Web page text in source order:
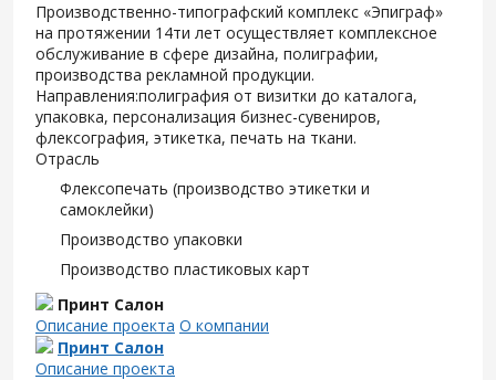
Производственно-типографский комплекс «Эпиграф»
на протяжении 14ти лет осуществляет комплексное
обслуживание в сфере дизайна, полиграфии,
производства рекламной продукции.
Направления:полиграфия от визитки до каталога,
упаковка, персонализация бизнес-сувениров,
флексография, этикетка, печать на ткани.
Отрасль
Флексопечать (производство этикетки и
самоклейки)
Производство упаковки
Производство пластиковых карт
Принт Салон
Описание проекта О компании
Принт Салон
Описание проекта